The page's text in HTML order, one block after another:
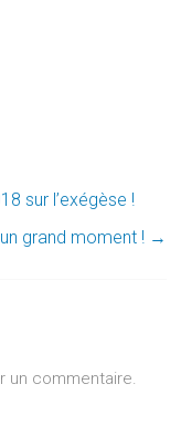
sur l’exégèse !
grand moment ! →
un commentaire.